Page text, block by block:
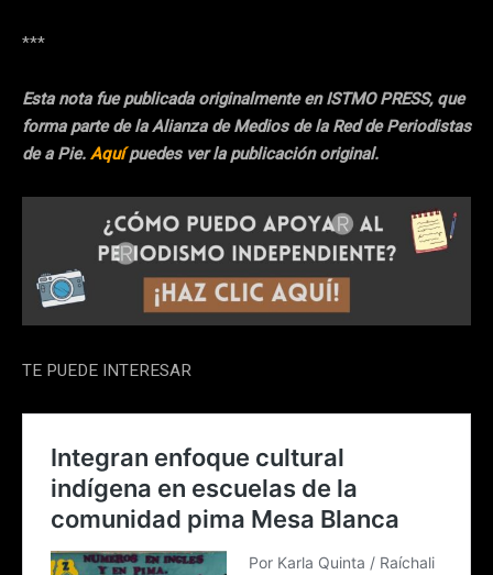
***
Esta nota fue publicada originalmente en ISTMO PRESS, que
forma parte de la Alianza de Medios de la Red de Periodistas
de a Pie.Aquípuedes ver la publicación original.
TE PUEDE INTERESAR